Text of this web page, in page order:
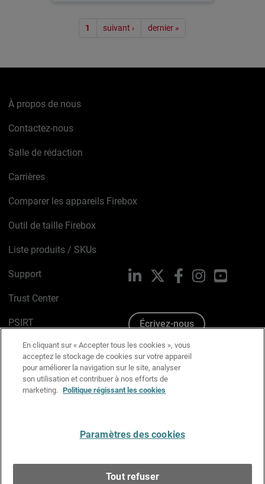
Pagination
1 suivant › dernier »
À propos de nous
Contactez-nous
Salle de rédaction
Carrières
Comparer les appareils Firebox
Outil de taille Firebox
Liste produits / SKUs
Support
Trust Center
PSIRT
Avis sur les cookies
Politique de confidentialité
Charte Graphique
LinkedIn FacebookInstagram
Écrivez-nous
En cliquant sur « Accepter tous les cookies », vous
acceptez le stockage de cookies sur votre appareil
pour améliorer la navigation sur le site, analyser
son utilisation et contribuer à nos efforts de
marketing. Politique régissant les cookies
Paramètres des cookies
Tout refuser